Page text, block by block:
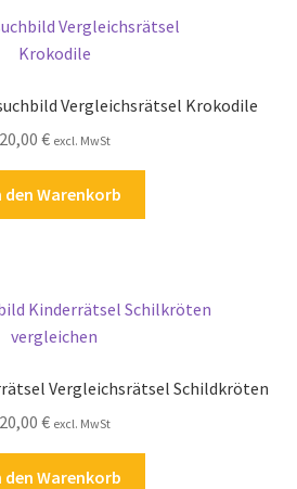
Vergleichsrätsel Krokodile
20,00 € excl. MwSt
den Warenkorb
Vergleichsrätsel Schildkröten
20,00 € excl. MwSt
den Warenkorb